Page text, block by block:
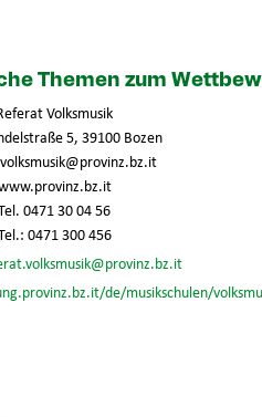
Themen zum
Volksmusik
5, 39100 Bozen
0471 30 04 56
0471 300 456
de/musikschulen/